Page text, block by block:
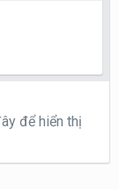
để hiển thị